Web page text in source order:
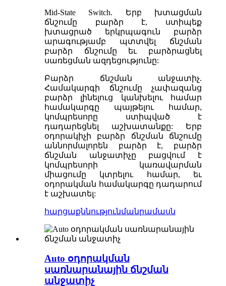
Mid-State Switch. Երբ խտացման
ճնշումը բարձր է, ստիպեք
խտացրած երկրպագուն բարձր
արագությամբ պտտվել ճնշման
բարձր ճնշումը եւ բարձրացնել
սառեցման ազդեցությունը:
Բարձր ճնշման անջատիչ.
Համակարգի ճնշումը չափազանց
բարձր լինելուց կանխելու համար
համակարգը պայթելու համար,
կոմպրեսորը ստիպված է
դադարեցնել աշխատանքը: Երբ
օդորակիչի բարձր ճնշման ճնշումը
աննորմալորեն բարձր է, բարձր
ճնշման անջատիչը բացվում է
կոմպրեսորի կառավարման
միացումը կտրելու համար, եւ
օդորակման համակարգը դադարում
է աշխատել:
հարցաքննությունմանրամասն
Auto օդորակման
սառնարանային ճնշման
անջատիչ